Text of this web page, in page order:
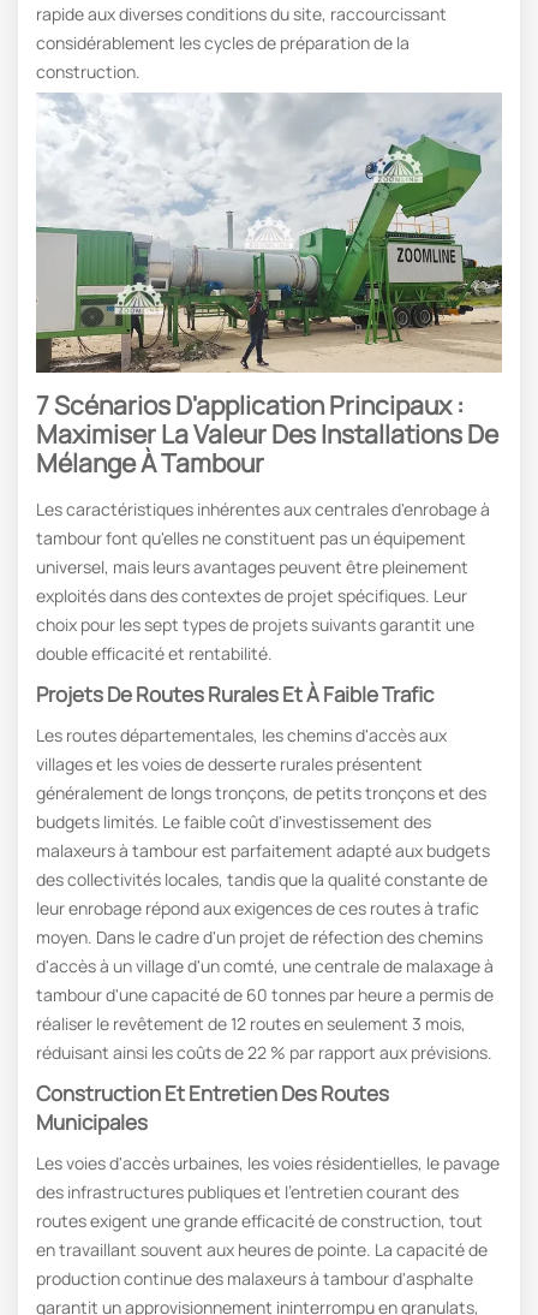
rapide aux diverses conditions du site, raccourcissant
considérablement les cycles de préparation de la
construction.
7Scénarios D'application Principaux :
Maximiser La Valeur Des Installations De
Mélange À Tambour
Les caractéristiques inhérentes aux centrales d'enrobage à
tambour font qu'elles ne constituent pas un équipement
universel, mais leurs avantages peuvent être pleinement
exploités dans des contextes de projet spécifiques. Leur
choix pour les sept types de projets suivants garantit une
double efficacité et rentabilité.
Projets De Routes Rurales Et À Faible Trafic
Les routes départementales, les chemins d'accès aux
villages et les voies de desserte rurales présentent
généralement de longs tronçons, de petits tronçons et des
budgets limités. Le faible coût d'investissement des
malaxeurs à tambour est parfaitement adapté aux budgets
des collectivités locales, tandis que la qualité constante de
leur enrobage répond aux exigences de ces routes à trafic
moyen. Dans le cadre d'un projet de réfection des chemins
d'accès à un village d'un comté, une centrale de malaxage à
tambour d'une capacité de 60 tonnes par heure a permis de
réaliser le revêtement de 12 routes en seulement 3 mois,
réduisant ainsi les coûts de 22 % par rapport aux prévisions.
Construction Et Entretien Des Routes
Municipales
Les voies d'accès urbaines, les voies résidentielles, le pavage
des infrastructures publiques et l'entretien courant des
routes exigent une grande efficacité de construction, tout
en travaillant souvent aux heures de pointe. La capacité de
production continue des malaxeurs à tambour d'asphalte
garantit un approvisionnement ininterrompu en granulats,